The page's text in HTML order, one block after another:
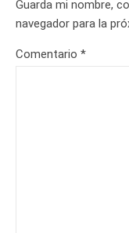
Guarda mi nombre,
navegador para la
Comentario *